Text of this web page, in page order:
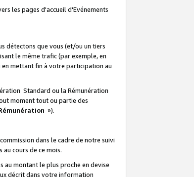
les pages d'accueil d'Evénements
détectons que vous (et/ou un tiers
le même trafic (par exemple, en
mettant fin à votre participation au
Standard ou la Rémunération
moment tout ou partie des
»).
dans le cadre de notre suivi
cours de ce mois.
au montant le plus proche en devise
décrit dans votre information